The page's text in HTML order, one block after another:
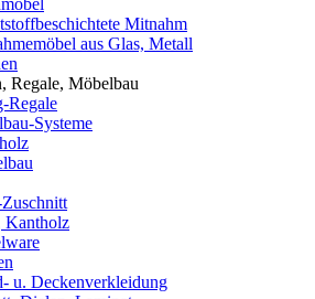
Mitnahm
aus Glas, Metall
Regale, Möbelbau
Regale
Systeme
Kantholz
u. Deckenverkleidung